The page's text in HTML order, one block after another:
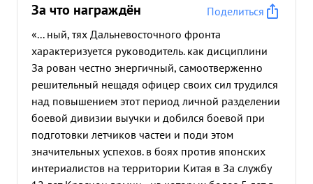
За что награждён
Поделиться
«... ный, тях Дальневосточного фронта
характеризуется руководитель. как дисциплини
За рован честно энергичный, самоотверженно
решительный нещадя офицер своих сил трудился
над повышением этот период личной разделении
боевой дивизии выучки и добился боевой при
подготовки летчиков частеи и поди этом
значительных успехов. в боях против японских
интериалистов на территории Китая в За службу